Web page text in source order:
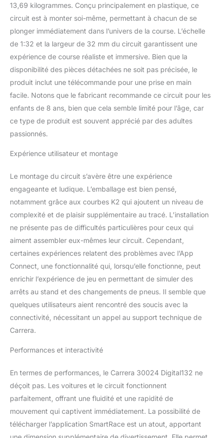
récepteur sans fil + 1
dongle Carrera
AppConnect 1
transformateur + garde-
corps avec supports +
embouts de bande de
bord + verrous de route
+ supports + ponceuse
de rechange + manuel
d'utilisation (français non
13,69 kilogrammes. Conçu principalement en plastique, ce
circuit est à monter soi-même, permettant à chacun de se
plonger immédiatement dans l’univers de la course. L’échelle
de 1:32 et la largeur de 32 mm du circuit garantissent une
expérience de course réaliste et immersive. Bien que la
disponibilité des pièces détachées ne soit pas précisée, le
produit inclut une télécommande pour une prise en main
facile. Notons que le fabricant recommande ce circuit pour les
enfants de 8 ans, bien que cela semble limité pour l’âge, car
ce type de produit est souvent apprécié par des adultes
passionnés.
Expérience utilisateur et montage
Le montage du circuit s’avère être une expérience
engageante et ludique. L’emballage est bien pensé,
notamment grâce aux courbes K2 qui ajoutent un niveau de
complexité et de plaisir supplémentaire au tracé. L’installation
ne présente pas de difficultés particulières pour ceux qui
aiment assembler eux-mêmes leur circuit. Cependant,
certaines expériences relatent des problèmes avec l’App
Connect, une fonctionnalité qui, lorsqu’elle fonctionne, peut
enrichir l’expérience de jeu en permettant de simuler des
arrêts au stand et des changements de pneus. Il semble que
quelques utilisateurs aient rencontré des soucis avec la
connectivité, nécessitant un appel au support technique de
Carrera.
Performances et interactivité
En termes de performances, le Carrera 30024 Digital132 ne
déçoit pas. Les voitures et le circuit fonctionnent
parfaitement, offrant une fluidité et une rapidité de
mouvement qui captivent immédiatement. La possibilité de
télécharger l’application SmartRace est un atout, apportant